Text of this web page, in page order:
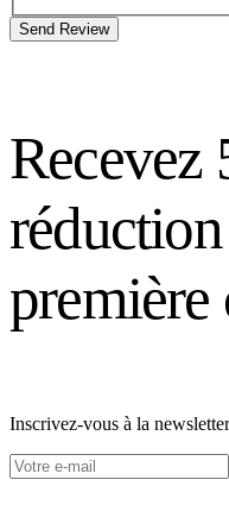
Send Review
Recevez
première
Inscrivez-vous à la